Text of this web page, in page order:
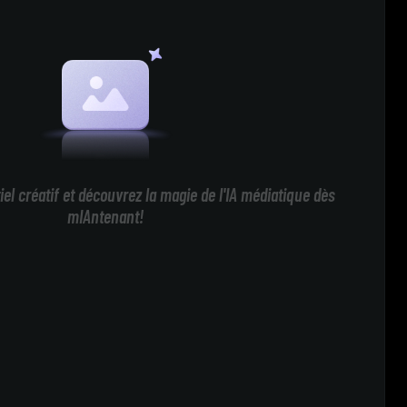
créatif et découvrez la magie de l'IA médiatique dès
mIAntenant!